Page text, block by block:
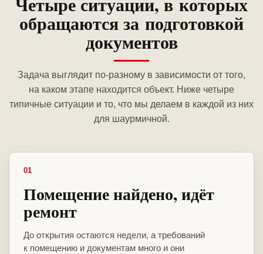
обращаются за подготовкой
документов
Задача выглядит по-разному в зависимости от того,
на каком этапе находится объект. Ниже четыре
типичные ситуации и то, что мы делаем в каждой из них
для шаурмичной.
01
Помещение найдено, идёт
ремонт
До открытия остаются недели, а требований
к помещению и документам много и они